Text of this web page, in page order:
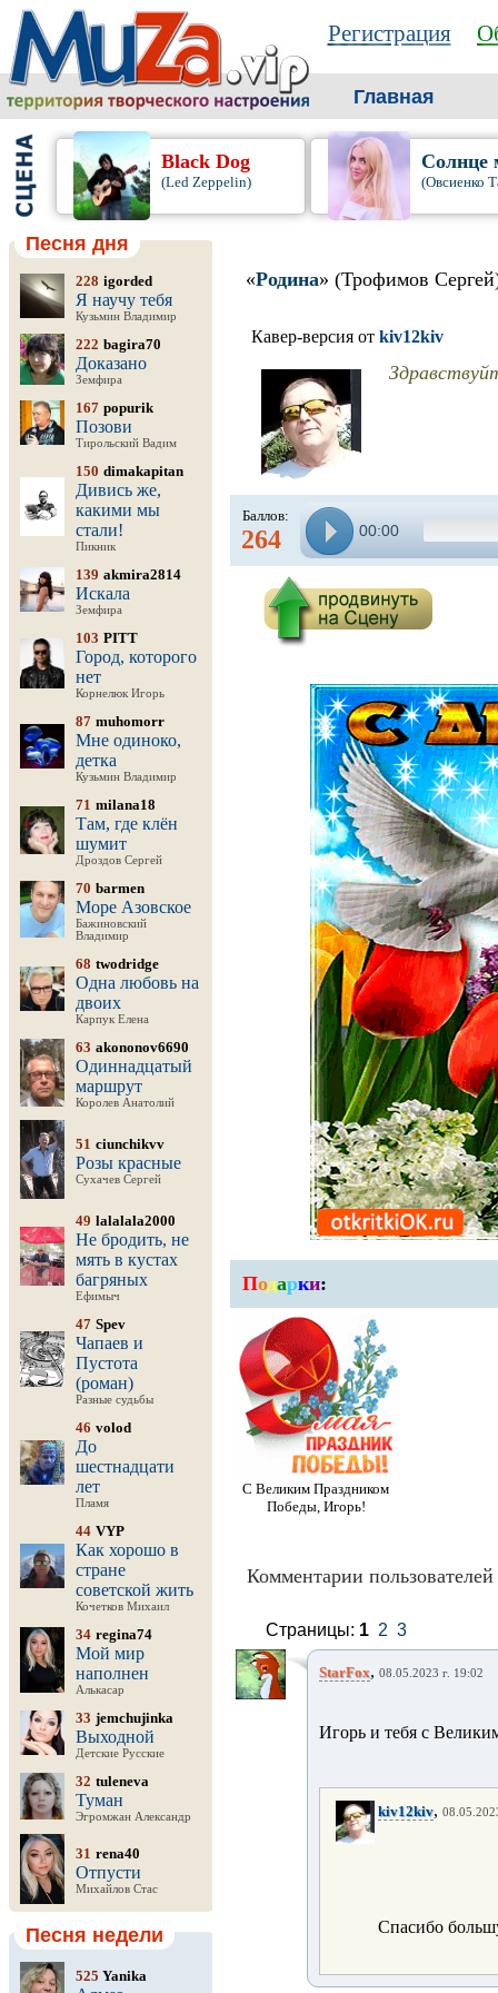
Регистрация
Главная
Black Dog
(Led Zeppelin)
Солнце
(Овсиенко
Песня дня
228 igorded
Я научу тебя
Кузьмин Владимир
222 bagira70
Доказано
Земфира
167 popurik
Позови
Тирольский Вадим
150 dimakapitan
Дивись же,
какими мы
стали!
Пикник
139 akmira2814
Искала
Земфира
103 PITT
Город, которого
нет
Корнелюк Игорь
87 muhomorr
Мне одиноко,
детка
Кузьмин Владимир
71 milana18
Там, где клён
шумит
Дроздов Сергей
70 barmen
Море Азовское
Бажиновский
Владимир
68 twodridge
Одна любовь на
двоих
Карпук Елена
63 akononov6690
Одиннадцатый
маршрут
Королев Анатолий
51 ciunchikvv
Розы красные
Сухачев Сергей
49 lalalala2000
Не бродить, не
мять в кустах
багряных
Ефимыч
47 Spev
Чапаев и
Пустота
(роман)
Разные судьбы
46 volod
До
шестнадцати
лет
Пламя
44 VYP
Как хорошо в
стране
советской жить
Кочетков Михаил
34 regina74
Мой мир
наполнен
Алькасар
33 jemchujinka
Выходной
Детские Русские
32 tuleneva
Туман
Эгромжан Александр
31 rena40
Отпусти
Михайлов Стас
Песня недели
525 Yanika
«Родина» (Трофимов
Кавер-версия от kiv12kiv
Баллов:
264 00:00
Подарки:
С Великим Праздником
Победы, Игорь!
Комментарии
Страницы: 1 2 3
StarFox, 08.05.2023 г. 19:02
Игорь и тебя с
kiv12kiv,
Спасибо